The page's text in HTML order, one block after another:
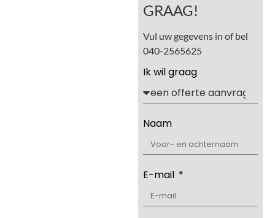
GRAAG!
Vul uw gegevens in of bel
040-2565625
Ik wil graag
Naam
E-mail